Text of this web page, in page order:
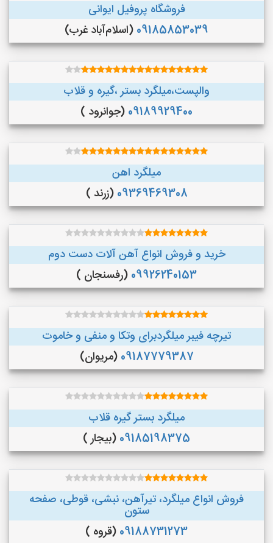
فروشگاه پروفیل ایوانی
09185853039 (اسلام‌آباد غرب)
والپست،میلگرد بستر ،گیره و قلاب
09189929400 (جوانرود )
میلگرد اهن
09369469308 (زرند )
خرید و فروش انواع آهن آلات دست دوم
09926240153 (رفسنجان )
تیرچه فیبر میلگردبرای وتکا و منفی و خاموت
09187779387 (مریوان)
میلگرد بستر گیره قلاب
09185198375 (بیجار )
فروش انواع میلگرد، تیرآهن، نبشی، قوطی، صفحه
ستون
09188731273 (قروه )